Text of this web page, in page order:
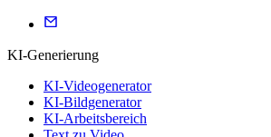
KI-Generierung
KI-Videogenerator
KI-Bildgenerator
KI-Arbeitsbereich